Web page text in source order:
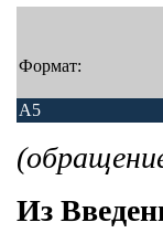
Формат:
A5
Из